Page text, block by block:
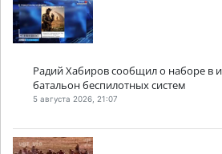
Радий Хабиров сообщил о наборе в
батальон беспилотных систем
5 августа 2026, 21:07